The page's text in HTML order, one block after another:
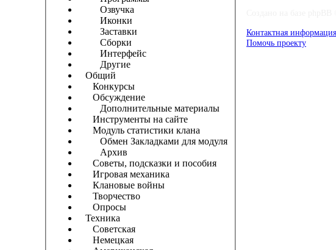
Озвучка
Иконки
Заставки
Сборки
Интерфейс
Другие
Общий
Конкурсы
Обсуждение
Дополнительные материалы
Инструменты на сайте
Модуль статистики клана
Обмен Закладками для модуля
Архив
Советы, подсказки и пособия
Игровая механика
Клановые войны
Творчество
Опросы
Техника
Советская
Немецкая
Контактная информация
Помочь проекту